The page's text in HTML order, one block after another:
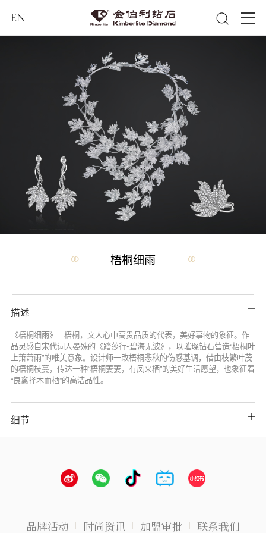
EN
梧桐细雨
描述
《梧桐细雨》 - 梧桐，文人心中高贵品质的代表，美好事物的象征。作
品灵感自宋代词人晏殊的《踏莎行•碧海无波》，以璀璨钻石营造“梧桐叶
上萧萧雨”的唯美意象。设计师一改梧桐悲秋的伤感基调，借由枝繁叶茂
的梧桐枝蔓，传达一种“梧桐萋萋，有凤来栖”的美好生活愿望，也象征着
“良禽择木而栖”的高洁品性。
细节
品牌活动 时尚资讯 加盟审批 联系我们